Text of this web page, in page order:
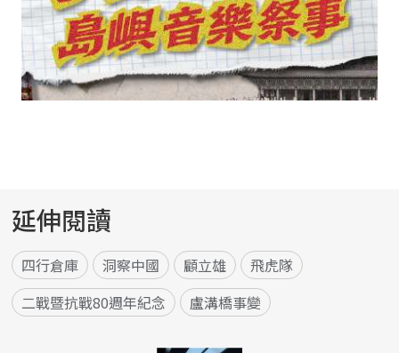
延伸閱讀
四行倉庫 洞察中國 顧立雄
飛虎隊
二戰暨抗戰80週年紀念
盧溝橋事變